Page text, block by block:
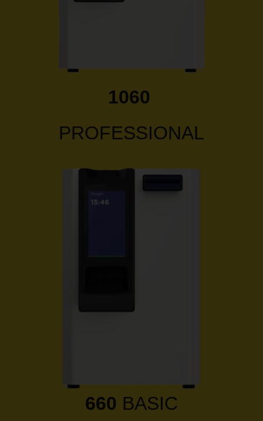
1060
PROFESSIONAL
660 BASIC